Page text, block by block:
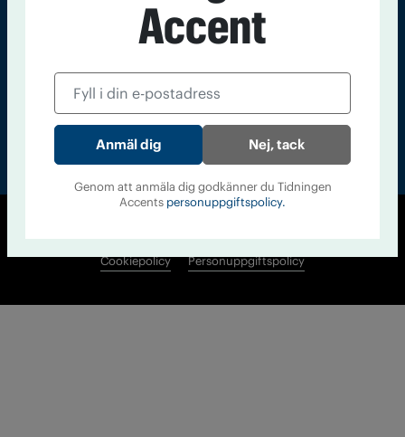
nummer av
© Tidningen Accent 2026
Cookiepolicy
Personuppgiftspolicy
Accent
Nej, tack
Genom att anmäla dig godkänner du Tidningen
Accents personuppgiftspolicy.